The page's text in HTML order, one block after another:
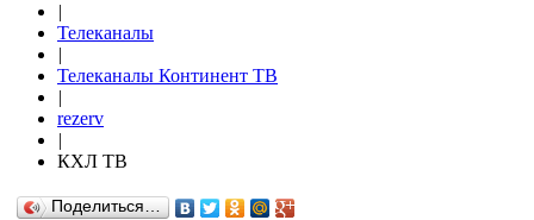
|
Телеканалы
|
Телеканалы Континент ТВ
|
rezerv
|
КХЛ ТВ
Поделиться…